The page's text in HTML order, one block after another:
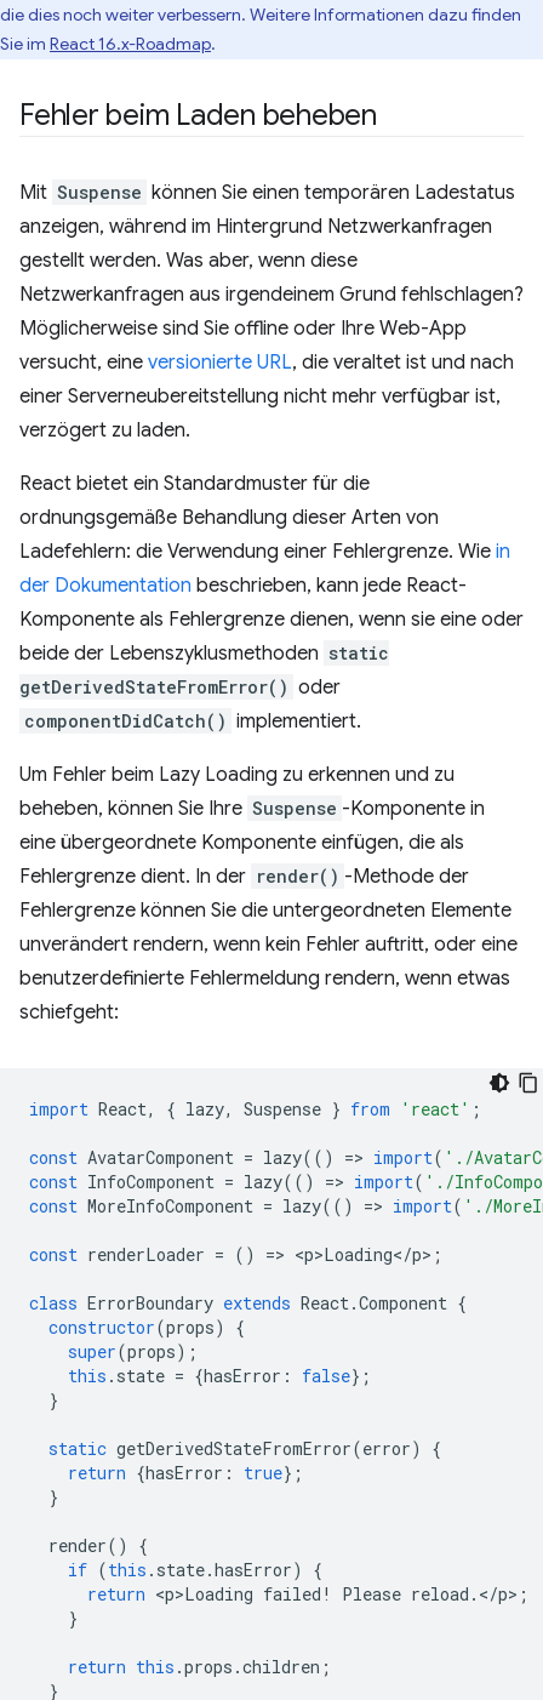
die dies noch weiter verbessern. Weitere Informationen dazu finden
Sie im React 16.x-Roadmap.
Fehler beim Laden beheben
Mit Suspense können Sie einen temporären Ladestatus
anzeigen, während im Hintergrund Netzwerkanfragen
gestellt werden. Was aber, wenn diese
Netzwerkanfragen aus irgendeinem Grund fehlschlagen?
Möglicherweise sind Sie offline oder Ihre Web-App
versucht, eine versionierte URL, die veraltet ist und nach
einer Serverneubereitstellung nicht mehr verfügbar ist,
verzögert zu laden.
React bietet ein Standardmuster für die
ordnungsgemäße Behandlung dieser Arten von
Ladefehlern: die Verwendung einer Fehlergrenze. Wie in
der Dokumentation beschrieben, kann jede React-
Komponente als Fehlergrenze dienen, wenn sie eine oder
beide der Lebenszyklusmethoden static
getDerivedStateFromError() oder
componentDidCatch() implementiert.
Um Fehler beim Lazy Loading zu erkennen und zu
beheben, können Sie Ihre Suspense -Komponente in
eine übergeordnete Komponente einfügen, die als
Fehlergrenze dient. In der render() -Methode der
Fehlergrenze können Sie die untergeordneten Elemente
unverändert rendern, wenn kein Fehler auftritt, oder eine
benutzerdefinierte Fehlermeldung rendern, wenn etwas
schiefgeht:
import React, { lazy, Suspense } from 'react' ;
const AvatarComponent = lazy(() => import( './
const InfoComponent = lazy(() => import( './
const MoreInfoComponent = lazy(() => import( './
const renderLoader = () => <p>Loading</p> ;
class ErrorBoundary extends React.Component {
constructor(props)
{
super(props);
this . state = {hasError : false};
}
static getDerivedStateFromError(error)
{
return {hasError : true};
}
render()
{
if (this . state.hasError)
{
return <p>Loading failed ! Please reload . </p> ;
}
return this .props .children ;
}